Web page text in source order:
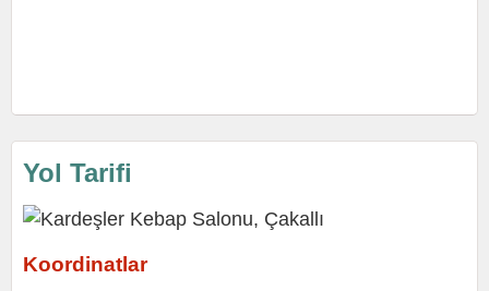
Yol Tarifi
Koordinatlar